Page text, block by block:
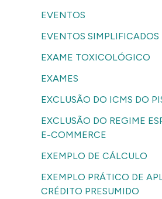
EVENTOS
EVENTOS
EXAME TOXICOLÓGICO
EXAMES
EXCLUSÃO DO ICMS DO
EXCLUSÃO DO REGIME
E-COMMERCE
EXEMPLO DE CÁLCULO
EXEMPLO PRÁTICO DE
CRÉDITO PRESUMIDO